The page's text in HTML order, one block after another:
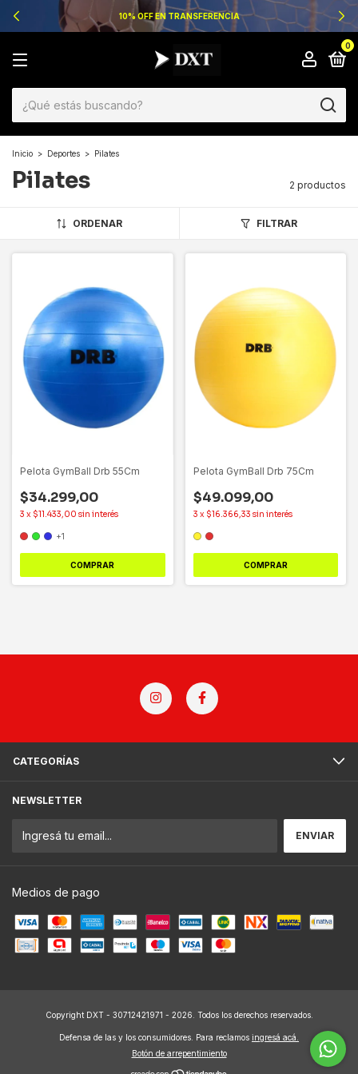
10% OFF EN TRANSFERENCIA
0
Inicio > Deportes > Pilates
Pilates 2 productos
ORDENAR FILTRAR
Pelota GymBall Drb 55Cm
$34.299,00
3 x $11.433,00 sin interés
+1
COMPRAR
Pelota GymBall Drb 75Cm
$49.099,00
3 x $16.366,33 sin interés
COMPRAR
CATEGORÍAS
NEWSLETTER
Medios de pago
Copyright DXT - 30712421971 - 2026. Todos los derechos reservados.
Defensa de las y los consumidores. Para reclamos ingresá acá.
Botón de arrepentimiento